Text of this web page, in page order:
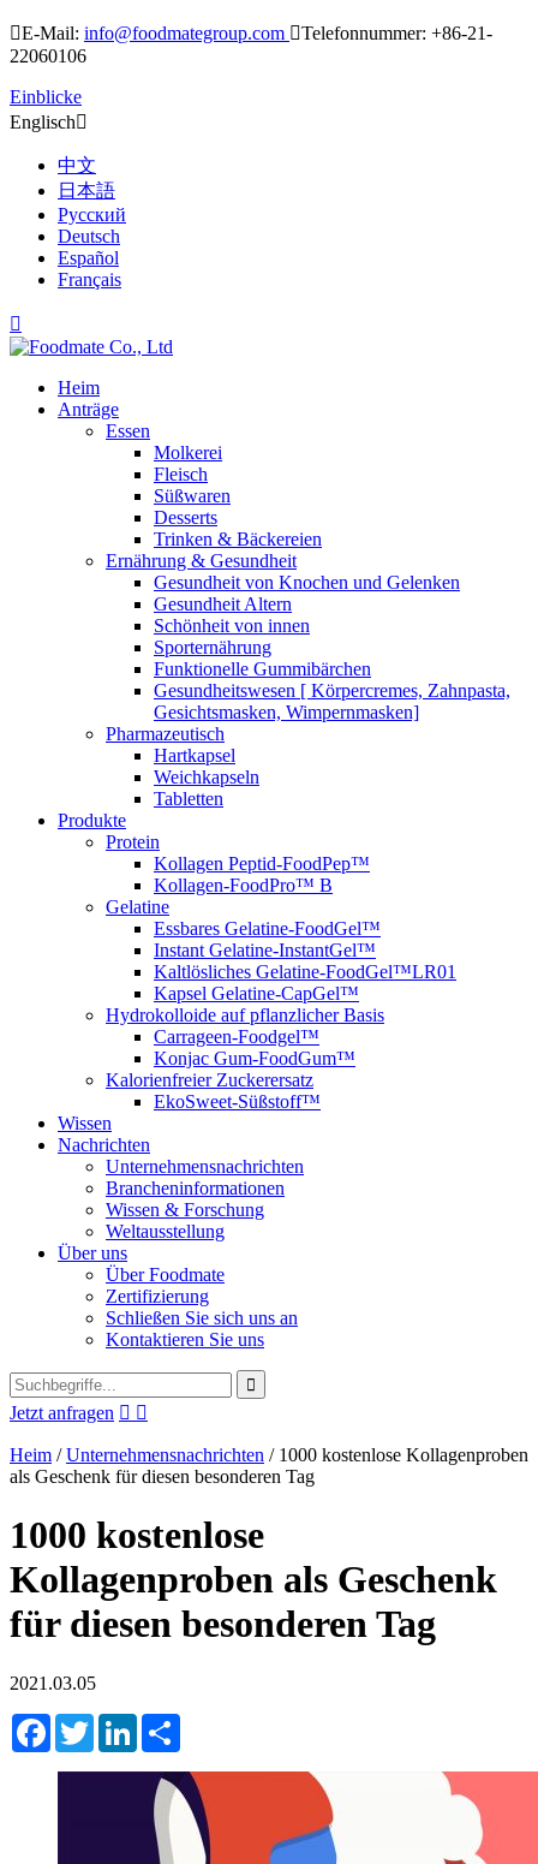
E-Mail: info@foodmategroup.com Telefonnummer: +86-21-
22060106
Einblicke
Englisch
中文
日本語
Русский
Deutsch
Español
Français

Heim
Anträge
Essen
Molkerei
Fleisch
Süßwaren
Desserts
Trinken & Bäckereien
Ernährung & Gesundheit
Gesundheit von Knochen und Gelenken
Gesundheit Altern
Schönheit von innen
Sporternährung
Funktionelle Gummibärchen
Gesundheitswesen [ Körpercremes, Zahnpasta,
Gesichtsmasken, Wimpernmasken]
Pharmazeutisch
Hartkapsel
Weichkapseln
Tabletten
Produkte
Protein
Kollagen Peptid-FoodPep™
Kollagen-FoodPro™ B
Gelatine
Essbares Gelatine-FoodGel™
Instant Gelatine-InstantGel™
Kaltlösliches Gelatine-FoodGel™LR01
Kapsel Gelatine-CapGel™
Hydrokolloide auf pflanzlicher Basis
Carrageen-Foodgel™
Konjac Gum-FoodGum™
Kalorienfreier Zuckerersatz
EkoSweet-Süßstoff™
Wissen
Nachrichten
Unternehmensnachrichten
Brancheninformationen
Wissen & Forschung
Weltausstellung
Über uns
Über Foodmate
Zertifizierung
Schließen Sie sich uns an
Kontaktieren Sie uns
Jetzt anfragen  
Heim /Unternehmensnachrichten / 1000 kostenlose Kollagenproben
als Geschenk für diesen besonderen Tag
1000 kostenlose
Kollagenproben als Geschenk
für diesen besonderen Tag
2021.03.05
FacebookTwitterLinkedIn